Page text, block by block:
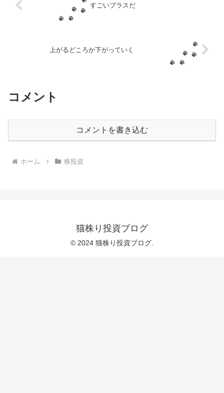
すごいプラスだ
上がるどころか下がっていく
コメント
コメントを書き込む
ホーム 株投資
猫株り投資ブログ
© 2024 猫株り投資ブログ.